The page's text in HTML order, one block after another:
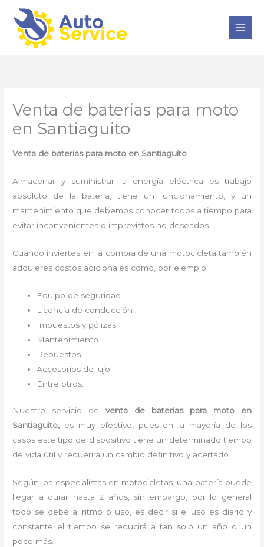
contenido
Venta de baterias para moto
en Santiaguito
Venta de baterias para moto en Santiaguito
Almacenar y suministrar la energía eléctrica es trabajo
absoluto de la batería, tiene un funcionamiento, y un
mantenimiento que debemos conocer todos a tiempo para
evitar inconvenientes o imprevistos no deseados.
Cuando inviertes en la compra de una motocicleta también
adquieres costos adicionales como, por ejemplo:
Equipo de seguridad
Licencia de conducción
Impuestos y pólizas
Mantenimiento
Repuestos
Accesorios de lujo
Entre otros.
Nuestro servicio deventa de baterias para motoen
Santiaguito, es muy efectivo, pues en la mayoría de los
casos este tipo de dispositivo tiene un determinado tiempo
de vida útil y requerirá un cambio definitivo y acertado.
Según los especialistas en motocicletas, una batería puede
llegar a durar hasta 2 años, sin embargo, por lo general
todo se debe al ritmo o uso, es decir si el uso es diario y
constante el tiempo se reducirá a tan solo un año o un
poco más.